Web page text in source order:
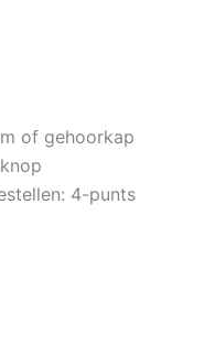
of gehoorkap
4-punts